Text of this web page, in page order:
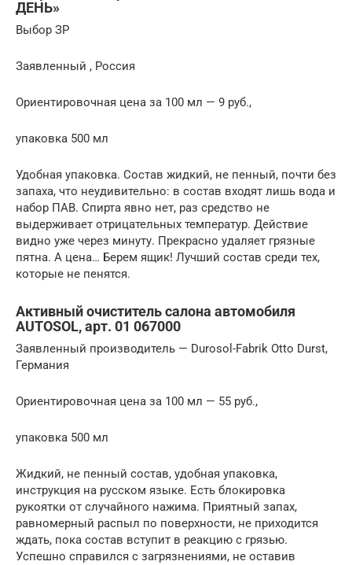
ДЕНЬ»
Выбор ЗР
Заявленный , Россия
Ориентировочная цена за 100 мл — 9 руб.,
упаковка 500 мл
Удобная упаковка. Состав жидкий, не пенный, почти без
запаха, что неудивительно: в состав входят лишь вода и
набор ПАВ. Спирта явно нет, раз средство не
выдерживает отрицательных температур. Действие
видно уже через минуту. Прекрасно удаляет грязные
пятна. А цена… Берем ящик! Лучший состав среди тех,
которые не пенятся.
Активный очиститель салона автомобиля
AUTOSOL, арт. 01 067000
Заявленный производитель — Durosol-Fabrik Otto Durst,
Германия
Ориентировочная цена за 100 мл — 55 руб.,
упаковка 500 мл
Жидкий, не пенный состав, удобная упаковка,
инструкция на русском языке. Есть блокировка
рукоятки от случайного нажима. Приятный запах,
равномерный распыл по поверхности, не приходится
ждать, пока состав вступит в реакцию с грязью.
Успешно справился с загрязнениями, не оставив